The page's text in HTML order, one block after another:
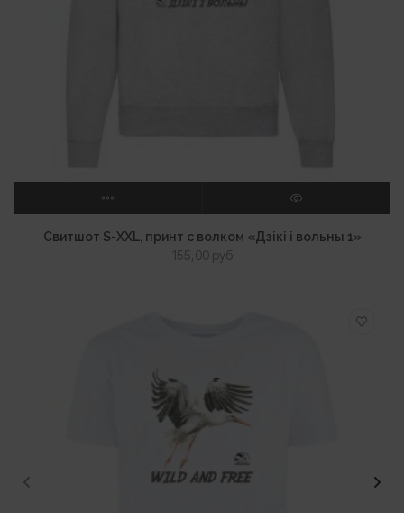
ВЫБЕРИТЕ ПАРАМЕТРЫ ПРОСМОТР
Свитшот S-XXL, принт с волком «Дзікі і вольны 1»
155,00 руб